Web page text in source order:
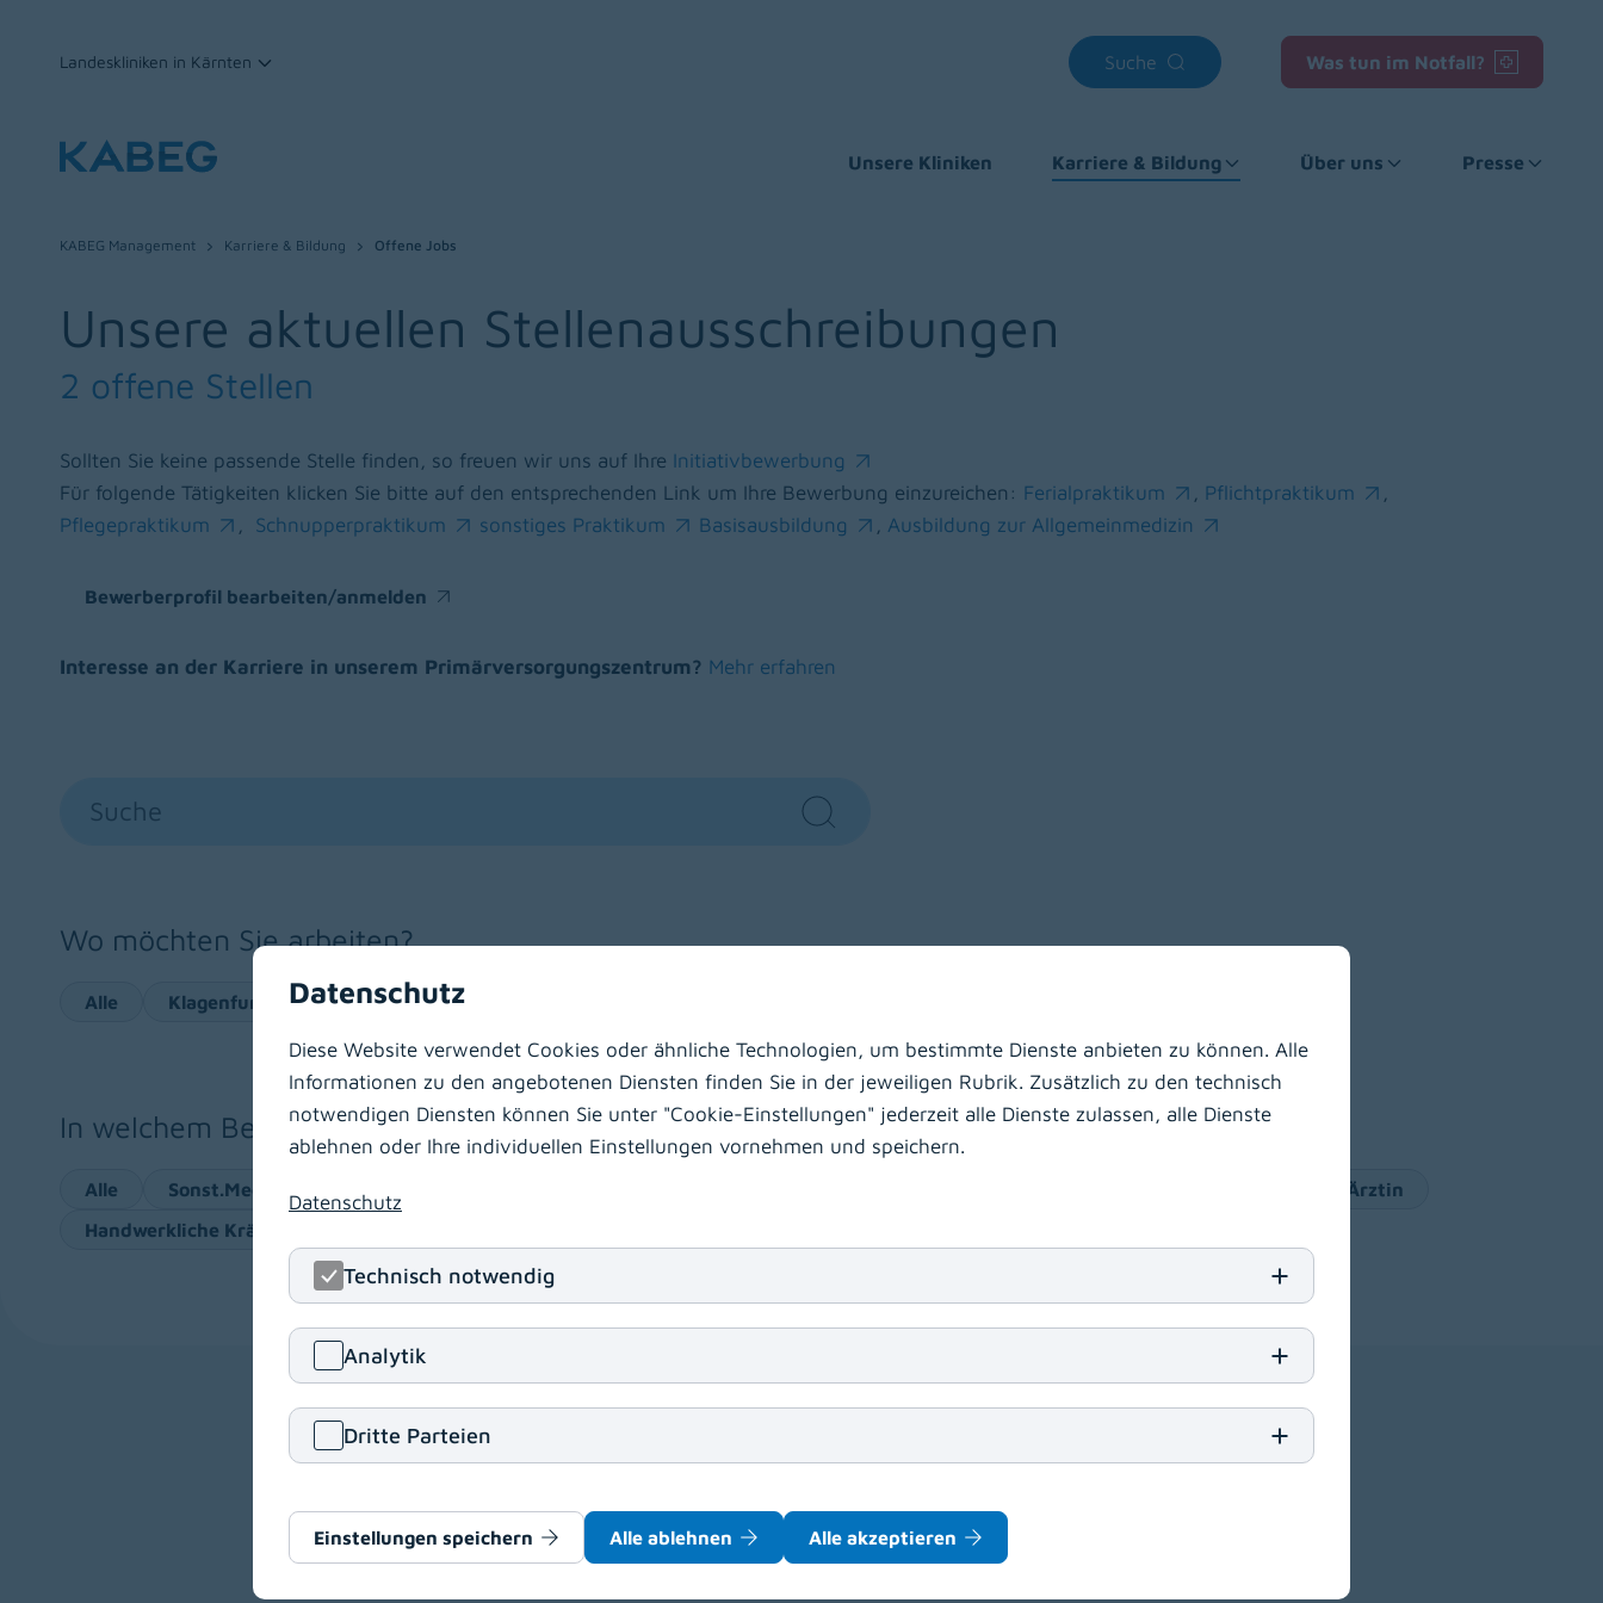
Landeskliniken in Kärnten Suche Was tun im Notfall?
Unsere Kliniken Karriere & Bildung Über uns Presse
KABEG Management Karriere & Bildung Offene Jobs
Unsere aktuellen Stellenausschreibungen
2 offene Stellen
Sollten Sie keine passende Stelle finden, so freuen wir uns auf Ihre Initiativbewerbung
(opens in a new window)
Für folgende Tätigkeiten klicken Sie bitte auf den entsprechenden Link um Ihre Bewerbung einzureichen: Ferialpraktikum
(opens in a new window)
, Pflichtpraktikum
(opens in a new window)
,
Pflegepraktikum
(opens in a new window)
, Schnupperpraktikum
(opens in a new window)
sonstiges Praktikum
(opens in a new window)
Basisausbildung
(opens in a new window)
, Ausbildung zur Allgemeinmedizin
(opens in a new window)
Bewerberprofil bearbeiten/anmelden
(opens in a new window)
Interesse an der Karriere in unserem Primärversorgungszentrum? Mehr erfahren
Search
Wo möchten Sie arbeiten?
Alle Klagenfurt am Wörthersee Villach
In welchem Bereich möchten Sie arbeiten?
Alle Sonst.Med.Akadem. Personal
Arzt/Ärztin
Handwerkliche Kräfte
Medizinische Masseure in Voll- und Teilzeitbeschäftigung (m/w/d)
Hermagor
Datenschutz
Diese Website verwendet Cookies oder ähnliche Technologien, um bestimmte Dienste anbieten zu können. Alle
Informationen zu den angebotenen Diensten finden Sie in der jeweiligen Rubrik. Zusätzlich zu den technisch
notwendigen Diensten können Sie unter "Cookie-Einstellungen" jederzeit alle Dienste zulassen, alle Dienste
ablehnen oder Ihre individuellen Einstellungen vornehmen und speichern.
Datenschutz
Technisch notwendig
Analytik
Dritte Parteien
Einstellungen speichern Alle ablehnen Alle akzeptieren